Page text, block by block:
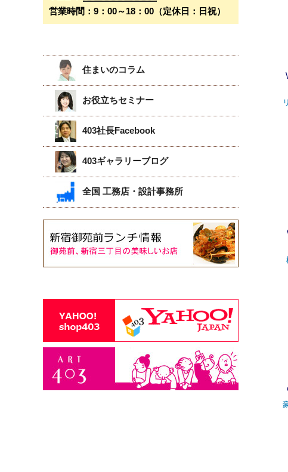
営業時間：9：00～18：00（定休日：日祝）
住まいのコラム
お役立ちセミナー
403社長Facebook
403ギャラリーブログ
全国 工務店・設計事務所